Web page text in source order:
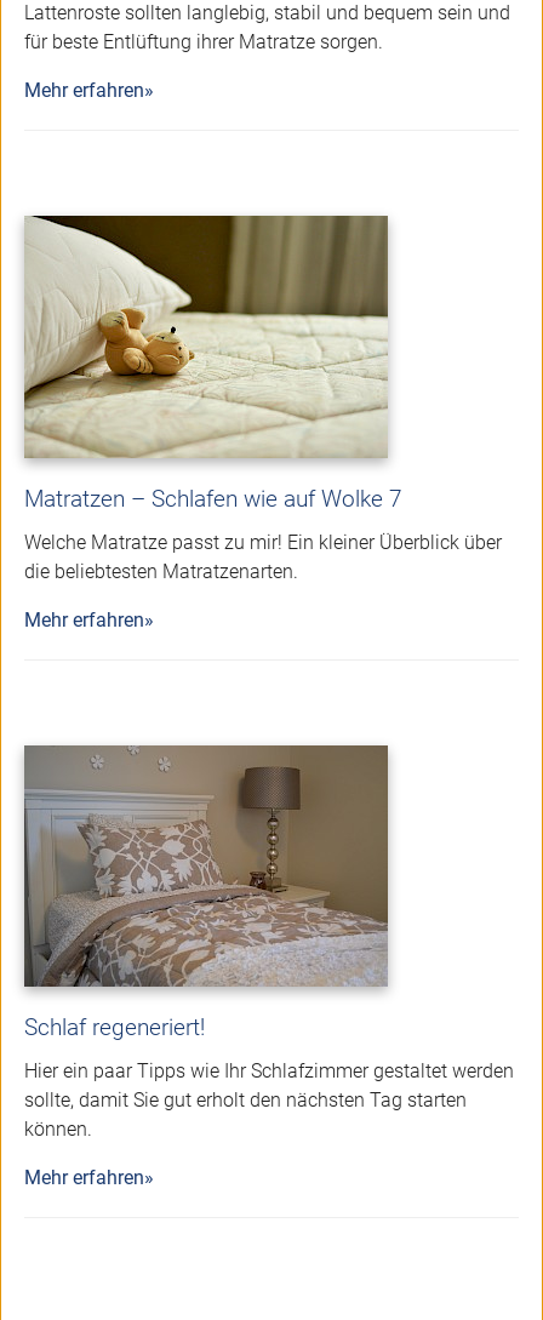
Lattenroste sollten langlebig, stabil und bequem sein und
für beste Entlüftung ihrer Matratze sorgen.
Mehr erfahren»
Matratzen – Schlafen wie auf Wolke 7
Welche Matratze passt zu mir! Ein kleiner Überblick über
die beliebtesten Matratzenarten.
Mehr erfahren»
Schlaf regeneriert!
Hier ein paar Tipps wie Ihr Schlafzimmer gestaltet werden
sollte, damit Sie gut erholt den nächsten Tag starten
können.
Mehr erfahren»